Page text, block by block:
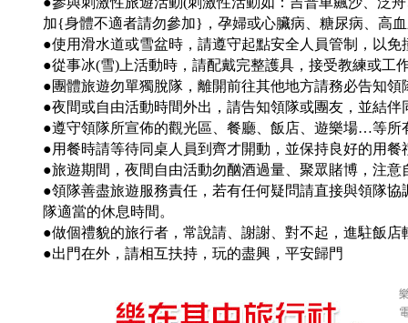
加{身體不適者請勿參加}，孕婦或心臟病、糖尿病、高
●使用滑水道或雪盆時，請遵守起點安全人員管制，以
●從事冰(雪)上活動時，請配戴完整護具，接受教練或工
●團體旅遊勿單獨脫隊，離開前往其他地方請務必告知領
●夜間或自由活動時間外出，請告知領隊或團友，並結
●遵守領隊所宣佈的觀光區、餐廳、飯店、遊樂場…等所
●用餐時請等待同桌人員到齊才開動，並保持良好的用
●旅遊期間，夜間自由活動勿酗酒過量、聚眾賭博，注意
●領隊善盡旅遊服務責任，若有任何疑問請直接與領隊
隊適當的休息時間。
●做個禮貌的旅行者，常說請、謝謝、對不起，進駐飯
●出門在外，請相互扶持，玩的盡興，平安歸門